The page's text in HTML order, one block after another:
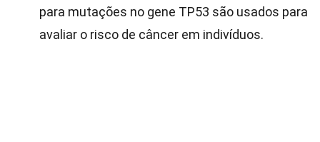
para mutações no gene TP53 são usados para
avaliar o risco de câncer em indivíduos.